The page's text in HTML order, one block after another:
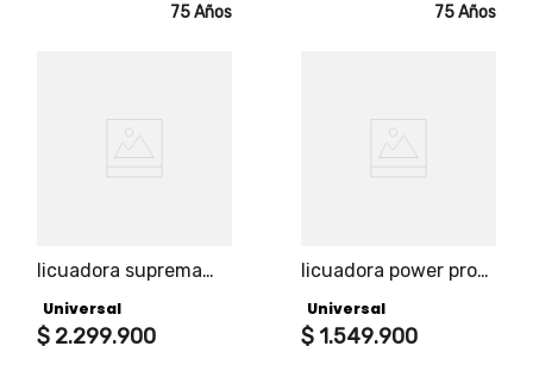
75 Años
licuadora suprema
Universal
$ 2.299.900
75 Años
licuadora power pro
Universal
$ 1.549.900